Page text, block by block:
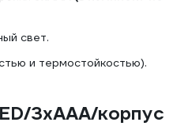
свет.
и термостойкостью).
3xAAА/корпус